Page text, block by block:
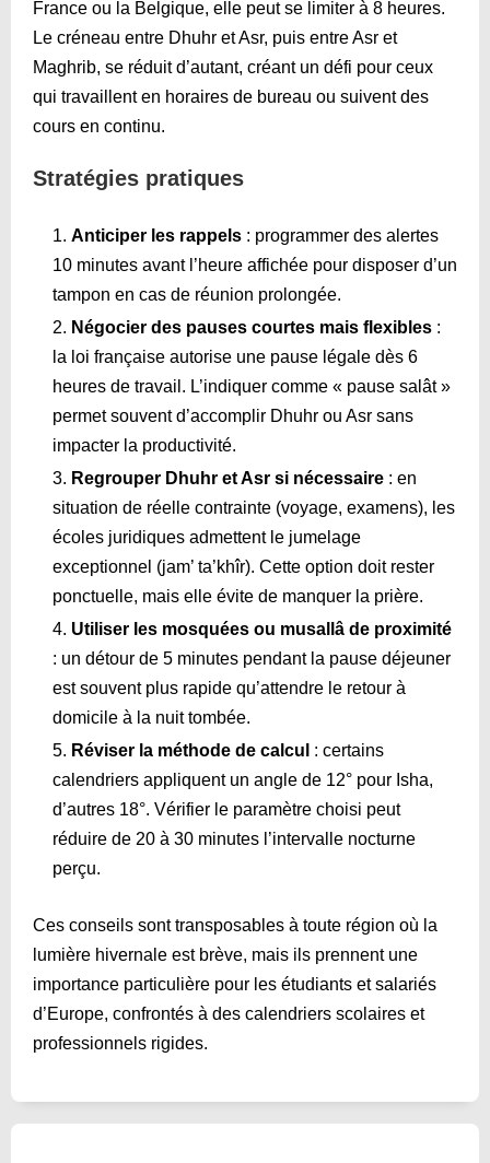
France ou la Belgique, elle peut se limiter à 8 heures.
Le créneau entre Dhuhr et Asr, puis entre Asr et
Maghrib, se réduit d’autant, créant un défi pour ceux
qui travaillent en horaires de bureau ou suivent des
cours en continu.
Stratégies pratiques
Anticiper les rappels : programmer des alertes
10 minutes avant l’heure affichée pour disposer d’un
tampon en cas de réunion prolongée.
Négocier des pauses courtes mais flexibles :
la loi française autorise une pause légale dès 6
heures de travail. L’indiquer comme « pause salât »
permet souvent d’accomplir Dhuhr ou Asr sans
impacter la productivité.
Regrouper Dhuhr et Asr si nécessaire : en
situation de réelle contrainte (voyage, examens), les
écoles juridiques admettent le jumelage
exceptionnel (jam’ ta’khîr). Cette option doit rester
ponctuelle, mais elle évite de manquer la prière.
Utiliser les mosquées ou musallâ de proximité
: un détour de 5 minutes pendant la pause déjeuner
est souvent plus rapide qu’attendre le retour à
domicile à la nuit tombée.
Réviser la méthode de calcul : certains
calendriers appliquent un angle de 12° pour Isha,
d’autres 18°. Vérifier le paramètre choisi peut
réduire de 20 à 30 minutes l’intervalle nocturne
perçu.
Ces conseils sont transposables à toute région où la
lumière hivernale est brève, mais ils prennent une
importance particulière pour les étudiants et salariés
d’Europe, confrontés à des calendriers scolaires et
professionnels rigides.